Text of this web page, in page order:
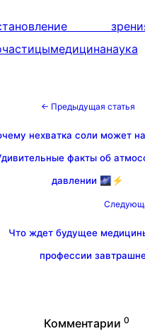
медицинанаука
← Предыдущая статья
нехватка соли может
факты об
давлении 🌌⚡
Что ждет будущее
профессии
Комментарии 0